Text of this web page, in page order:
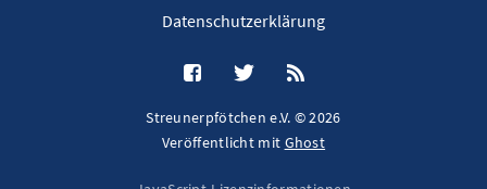
Datenschutzerklärung
Streunerpfötchen e.V. © 2026
Veröffentlicht mit Ghost